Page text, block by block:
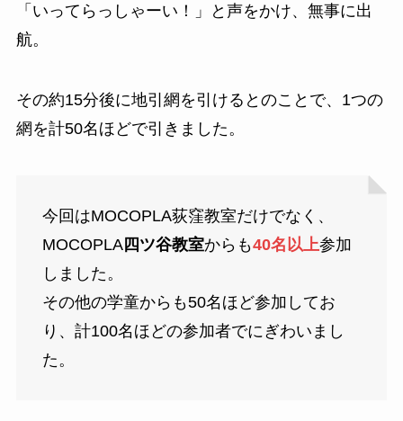
「いってらっしゃーい！」と声をかけ、無事に出
航。
その約15分後に地引網を引けるとのことで、1つの
網を計50名ほどで引きました。
今回はMOCOPLA荻窪教室だけでなく、
MOCOPLA四ツ谷教室からも40名以上参加
しました。
その他の学童からも50名ほど参加してお
り、計100名ほどの参加者でにぎわいまし
た。